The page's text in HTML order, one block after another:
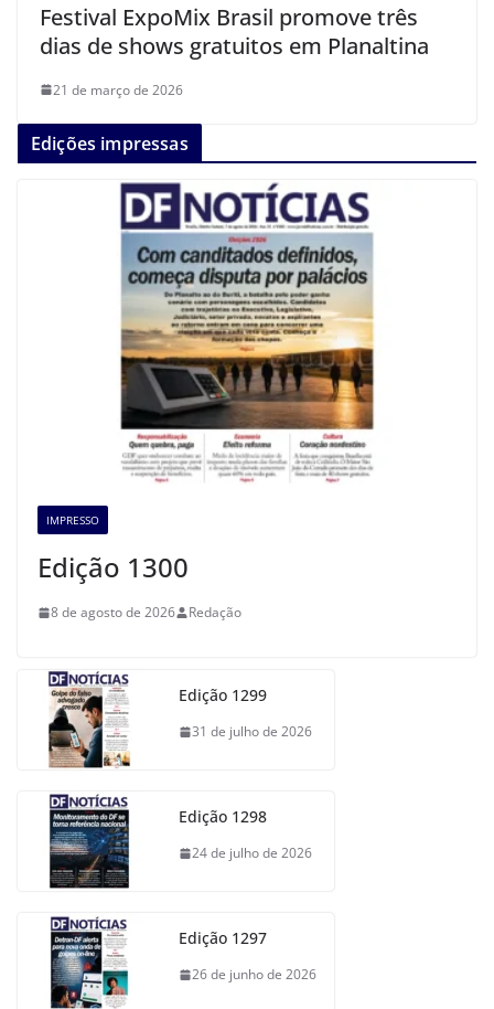
Festival ExpoMix Brasil promove três
dias de shows gratuitos em Planaltina
21 de março de 2026
Edições impressas
IMPRESSO
Edição 1300
8 de agosto de 2026 Redação
Edição 1299
31 de julho de 2026
Edição 1298
24 de julho de 2026
Edição 1297
26 de junho de 2026